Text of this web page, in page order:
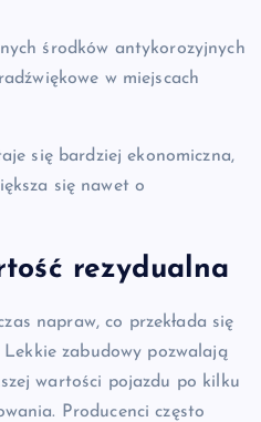
środków antykorozyjnych
w miejscach
się bardziej ekonomiczna,
się nawet o
rezydualna
napraw, co przekłada się
zabudowy pozwalają
wartości pojazdu po kilku
Producenci często